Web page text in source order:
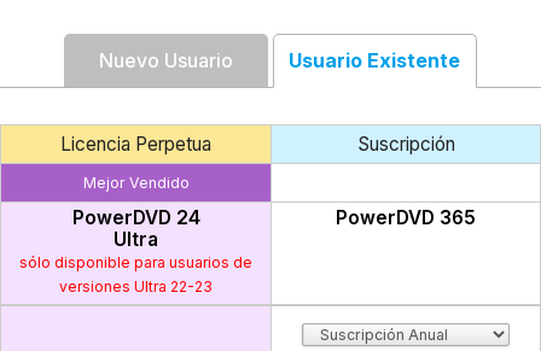
Nuevo Usuario Usuario Existente
Licencia Perpetua Suscripción
Mejor Vendido
PowerDVD 24
Ultra
sólo disponible para usuarios de
versiones Ultra 22-23
PowerDVD 365